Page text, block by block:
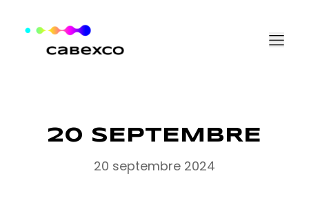
20 SEPTEMBRE
20 septembre 2024